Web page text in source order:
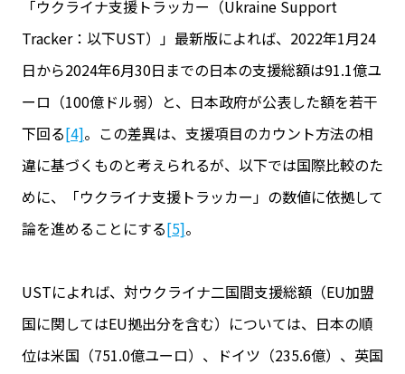
「ウクライナ支援トラッカー（Ukraine Support
Tracker：以下UST）」最新版によれば、2022年1月24
日から2024年6月30日までの日本の支援総額は91.1億ユ
ーロ（100億ドル弱）と、日本政府が公表した額を若干
下回る[4]。この差異は、支援項目のカウント方法の相
違に基づくものと考えられるが、以下では国際比較のた
めに、「ウクライナ支援トラッカー」の数値に依拠して
論を進めることにする[5]。
USTによれば、対ウクライナ二国間支援総額（EU加盟
国に関してはEU拠出分を含む）については、日本の順
位は米国（751.0億ユーロ）、ドイツ（235.6億）、英国